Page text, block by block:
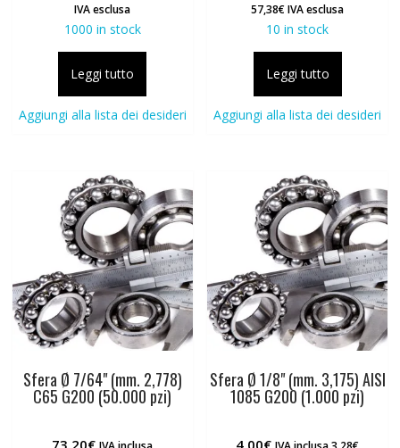
IVA esclusa
1000 in stock
Leggi tutto
Aggiungi alla lista dei desideri
57,38€IVA esclusa
10 in stock
Leggi tutto
Aggiungi alla lista dei desideri
Sfera Ø 7/64" (mm. 2,778)
C65 G200 (50.000 pzi)
Sfera Ø 1/8" (mm. 3,175) AISI
1085 G200 (1.000 pzi)